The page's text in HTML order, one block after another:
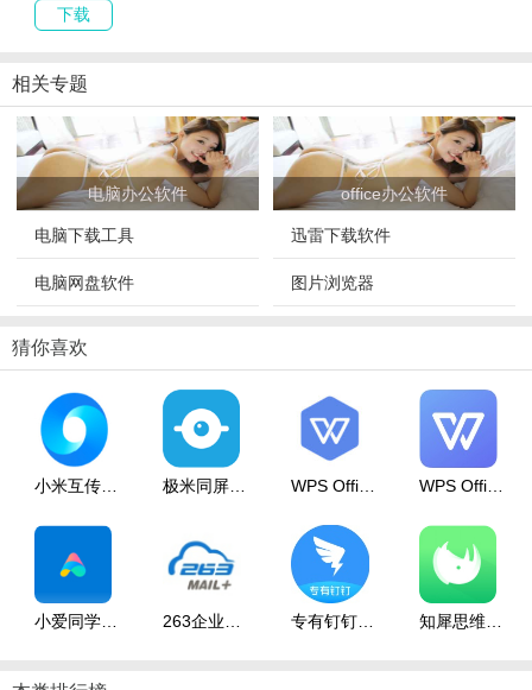
种重要信息内容，非常实用。
下载
相关专题
电脑办公软件 office办公软件
电脑下载工具 迅雷下载软件
电脑网盘软件 图片浏览器
猜你喜欢